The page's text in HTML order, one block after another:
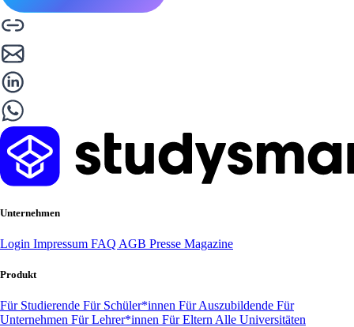
Unternehmen
Login Impressum FAQ AGB Presse Magazine
Produkt
Für Studierende Für Schüler*innen Für Auszubildende Für
Unternehmen Für Lehrer*innen Für Eltern Alle Universitäten